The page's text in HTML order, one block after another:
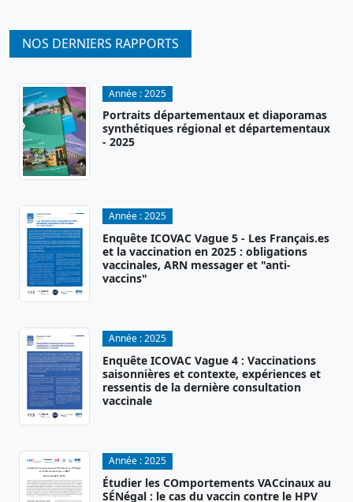
NOS DERNIERS RAPPORTS
Année :2025
Portraits départementaux et diaporamas
synthétiques régional et départementaux
- 2025
Année :2025
Enquête ICOVAC Vague 5 - Les Français.es
et la vaccination en 2025 : obligations
vaccinales, ARN messager et "anti-
vaccins"
Année :2025
Enquête ICOVAC Vague 4 : Vaccinations
saisonnières et contexte, expériences et
ressentis de la dernière consultation
vaccinale
Année :2025
Étudier les COmportements VACcinaux au
SÉNégal : le cas du vaccin contre le HPV